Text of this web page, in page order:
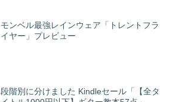
モンベル最強レインウェア「トレントフラ
イヤー」プレビュー
段階別に分けました Kindleセール「【全タ